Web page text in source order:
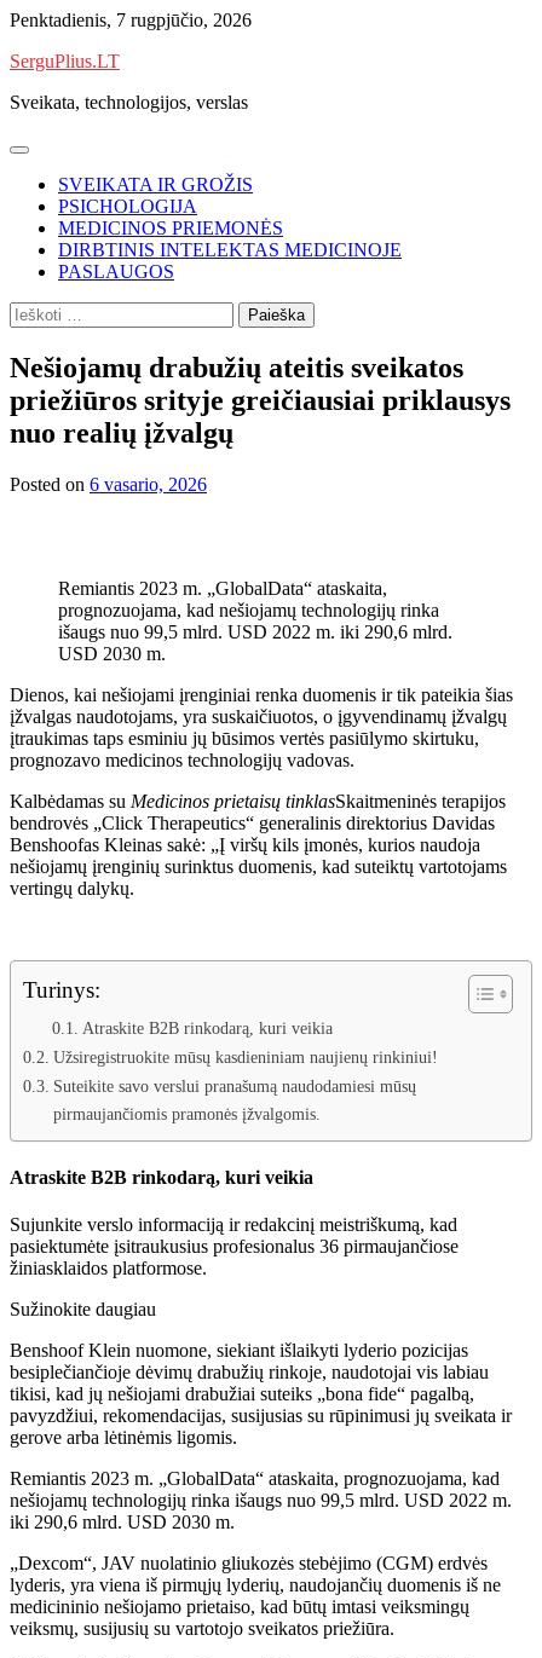
Skip
content
Penktadienis, 7 rugpjūčio, 2026
SerguPlius.LT
Sveikata, technologijos, verslas
SVEIKATA IR GROŽIS
PSICHOLOGIJA
MEDICINOS PRIEMONĖS
DIRBTINIS INTELEKTAS MEDICINOJE
PASLAUGOS
Ieškoti:
Nešiojamų drabužių ateitis sveikatos
priežiūros srityje greičiausiai priklausys
nuo realių įžvalgų
Posted on 6 vasario, 2026
Remiantis 2023 m. „GlobalData“ ataskaita,
prognozuojama, kad nešiojamų technologijų rinka
išaugs nuo 99,5 mlrd. USD 2022 m. iki 290,6 mlrd.
USD 2030 m.
Dienos, kai nešiojami įrenginiai renka duomenis ir tik pateikia šias
įžvalgas naudotojams, yra suskaičiuotos, o įgyvendinamų įžvalgų
įtraukimas taps esminiu jų būsimos vertės pasiūlymo skirtuku,
prognozavo medicinos technologijų vadovas.
Kalbėdamas su Medicinos prietaisų tinklasSkaitmeninės terapijos
bendrovės „Click Therapeutics“ generalinis direktorius Davidas
Benshoofas Kleinas sakė: „Į viršų kils įmonės, kurios naudoja
nešiojamų įrenginių surinktus duomenis, kad suteiktų vartotojams
vertingų dalykų.
Turinys:
Atraskite B2B rinkodarą, kuri veikia
Užsiregistruokite mūsų kasdieniniam naujienų rinkiniui!
Suteikite savo verslui pranašumą naudodamiesi mūsų
pirmaujančiomis pramonės įžvalgomis.
Atraskite B2B rinkodarą, kuri veikia
Sujunkite verslo informaciją ir redakcinį meistriškumą, kad
pasiektumėte įsitraukusius profesionalus 36 pirmaujančiose
žiniasklaidos platformose.
Sužinokite daugiau
Benshoof Klein nuomone, siekiant išlaikyti lyderio pozicijas
besiplečiančioje dėvimų drabužių rinkoje, naudotojai vis labiau
tikisi, kad jų nešiojami drabužiai suteiks „bona fide“ pagalbą,
pavyzdžiui, rekomendacijas, susijusias su rūpinimusi jų sveikata ir
gerove arba lėtinėmis ligomis.
Remiantis 2023 m. „GlobalData“ ataskaita, prognozuojama, kad
nešiojamų technologijų rinka išaugs nuo 99,5 mlrd. USD 2022 m.
iki 290,6 mlrd. USD 2030 m.
„Dexcom“, JAV nuolatinio gliukozės stebėjimo (CGM) erdvės
lyderis, yra viena iš pirmųjų lyderių, naudojančių duomenis iš ne
medicininio nešiojamo prietaiso, kad būtų imtasi veiksmingų
veiksmų, susijusių su vartotojo sveikatos priežiūra.